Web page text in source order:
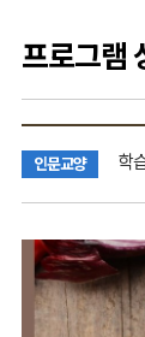
평생학습
이용안내
자주 묻는
오시는길
프로그램
평생학습
학습동아
베테랑
자료실
보도자료
홍보물
참여마당
공지사항
평생학습
회원가입
프로그램
자료실
사이버강좌
프로그램
인문교양 학